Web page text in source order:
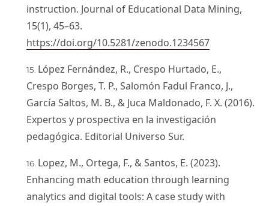
instruction. Journal of Educational Data Mining,
15(1), 45–63.
https://doi.org/10.5281/zenodo.1234567
López Fernández, R., Crespo Hurtado, E.,
Crespo Borges, T. P., Salomón Fadul Franco, J.,
García Saltos, M. B., & Juca Maldonado, F. X. (2016).
Expertos y prospectiva en la investigación
pedagógica. Editorial Universo Sur.
Lopez, M., Ortega, F., & Santos, E. (2023).
Enhancing math education through learning
analytics and digital tools: A case study with